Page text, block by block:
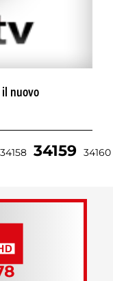
il nuovo
34158 34159 34160